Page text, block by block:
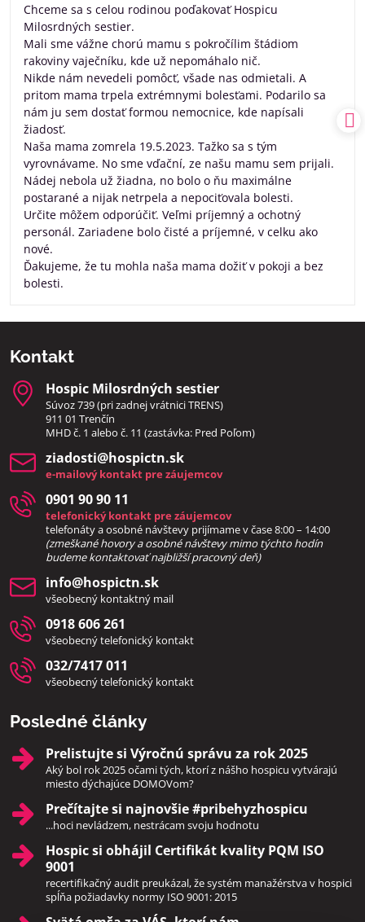
5
Chceme sa s celou rodinou poďakovať Hospicu
Milosrdných sestier.
Mali sme vážne chorú mamu s pokročílim štádiom
rakoviny vaječníku, kde už nepomáhalo nič.
Nikde nám nevedeli pomôcť, všade nas odmietali. A
pritom mama trpela extrémnymi bolesťami. Podarilo sa
nám ju sem dostať formou nemocnice, kde napísali
žiadosť.
Naša mama zomrela 19.5.2023. Tažko sa s tým
vyrovnávame. No sme vďační, ze našu mamu sem prijali.
Nádej nebola už žiadna, no bolo o ňu maximálne
postarané a nijak netrpela a nepociťovala bolesti.
Určite môžem odporúčiť. Veľmi príjemný a ochotný
personál. Zariadene bolo čisté a príjemné, v celku ako
nové.
Ďakujeme, že tu mohla naša mama dožiť v pokoji a bez
bolesti.
Kontakt
Hospic Milosrdných sestier
Súvoz 739 (pri zadnej vrátnici TRENS)
911 01 Trenčín
MHD č. 1 alebo č. 11 (zastávka: Pred Poľom)
ziadosti​@hospictn​.sk
e-mailový kontakt pre záujemcov
0901 90 90 11
telefonický kontakt pre záujemcov
telefonáty a osobné návštevy prijímame v čase 8:00 – 14:00
(zmeškané hovory a osobné návštevy mimo týchto hodín
budeme kontaktovať najbližší pracovný deň)
info​@hospictn​.sk
všeobecný kontaktný mail
0918 606 261
všeobecný telefonický kontakt
032/7417 011
všeobecný telefonický kontakt
Posledné články
Prelistujte si Výročnú správu za rok 2025
Aký bol rok 2025 očami tých, ktorí z nášho hospicu vytvárajú
miesto dýchajúce DOMOVom?
Prečítajte si najnovšie #pribehyzhospicu
...hoci nevládzem, nestrácam svoju hodnotu
Hospic si obhájil Certifikát kvality PQM ISO
9001
recertifikačný audit preukázal, že systém manažérstva v hospici
spĺňa požiadavky normy ISO 9001: 2015